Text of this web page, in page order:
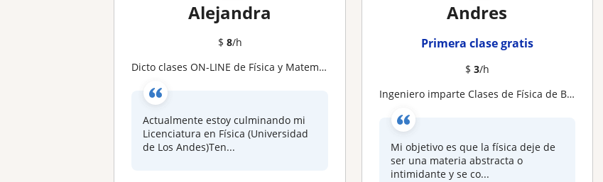
Alejandra
$ 8/h
Dicto clases ON-LINE de Física y Matemáticas. Te apoyo con la resolución de ejercicios
Actualmente estoy culminando mi
Licenciatura en Física (Universidad
de Los Andes)Ten...
Andres
Primera clase gratis
$ 3/h
Ingeniero imparte Clases de Física de Bachillerato | Método Práctico y Resolución de Ejercicios Paso a Paso (Online)
Mi objetivo es que la física deje de
ser una materia abstracta o
intimidante y se co...